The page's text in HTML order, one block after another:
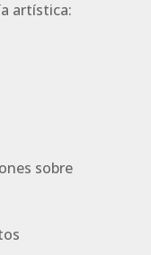
artística:
sobre